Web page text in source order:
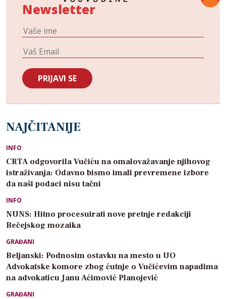
Newsletter
NAJČITANIJE
INFO
CRTA odgovorila Vučiću na omalovažavanje njihovog
istraživanja: Odavno bismo imali prevremene izbore
da naši podaci nisu tačni
INFO
NUNS: Hitno procesuirati nove pretnje redakciji
Bečejskog mozaika
GRAĐANI
Beljanski: Podnosim ostavku na mesto u UO
Advokatske komore zbog ćutnje o Vučićevim napadima
na advokaticu Janu Aćimović Planojević
GRAĐANI